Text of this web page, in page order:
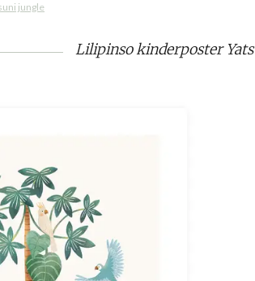
jungle
Lilipinso kinderposter